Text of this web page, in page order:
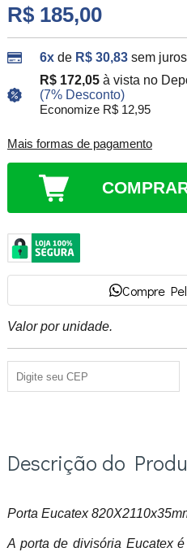
R$ 185,00
6xde R$ 30,83 sem
R$ 172,05 à vista no
(7% Desconto)
Economize R$ 12,95
Mais formas de pagamento
Compre
Valor por unidade.
Descrição do
Porta Eucatex
A porta de divisória Eucatex